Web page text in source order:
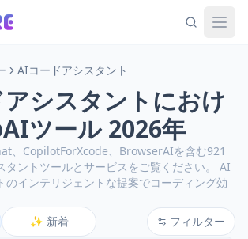
AIコードアシスタント
シスタントにおけ
ツール 2026年
、CopilotForXcode、BrowserAIを含む921
ントツールとサービスをご覧ください。
AI
のインテリジェントな提案でコーディング効
✨ 新着 フィルター